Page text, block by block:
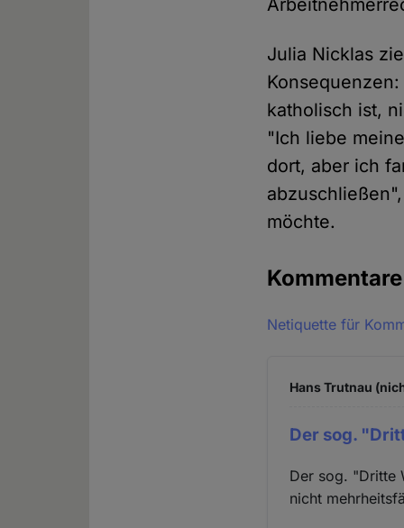
Julia Nicklas
katholisch ist,
"Ich liebe
dort, aber ich
möchte.
Kommentare
Netiquette für
Hans Trutnau
Der sog.
Der sog. "Dritte
nicht